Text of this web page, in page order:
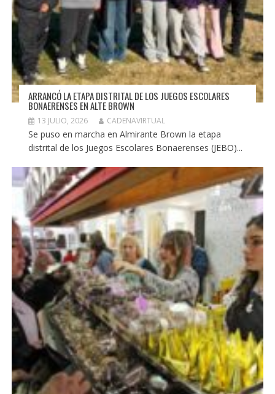
ARRANCÓ LA ETAPA DISTRITAL DE LOS JUEGOS ESCOLARES
BONAERENSES EN ALTE BROWN
13 JULIO, 2026 CADENAVIRTUAL
Se puso en marcha en Almirante Brown la etapa
distrital de los Juegos Escolares Bonaerenses (JEBO)...